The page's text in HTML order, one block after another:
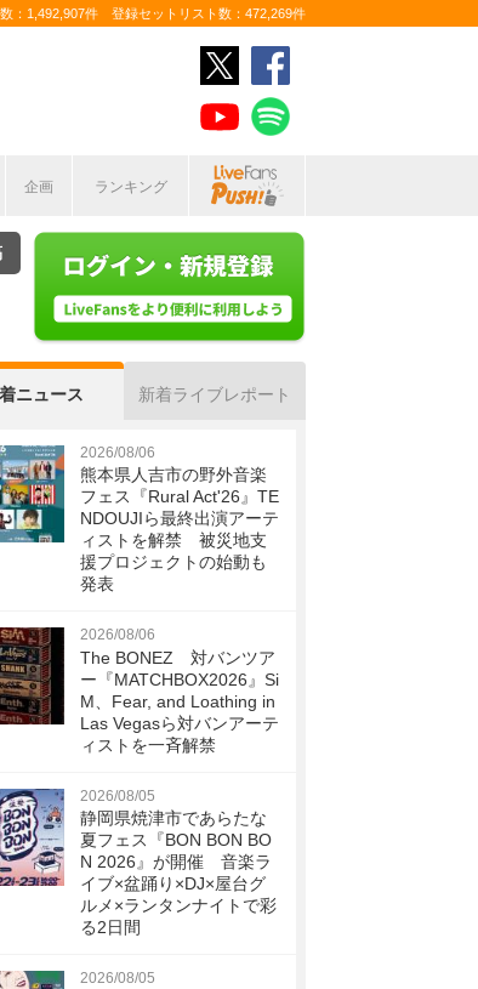
：1,492,907件 登録セットリスト数：472,269件
企画 ランキング
ニュース 新着ライブレポート
2026/08/06
熊本県人吉市の野外音楽
フェス『Rural Act'26』TE
NDOUJIら最終出演アーテ
ィストを解禁 被災地支
援プロジェクトの始動も
発表
2026/08/06
The BONEZ 対バンツア
ー『MATCHBOX2026』Si
M、Fear, and Loathing in
Las Vegasら対バンアーテ
ィストを一斉解禁
2026/08/05
静岡県焼津市であらたな
夏フェス『BON BON BO
N 2026』が開催 音楽ラ
イブ×盆踊り×DJ×屋台グ
ルメ×ランタンナイトで彩
る2日間
2026/08/05